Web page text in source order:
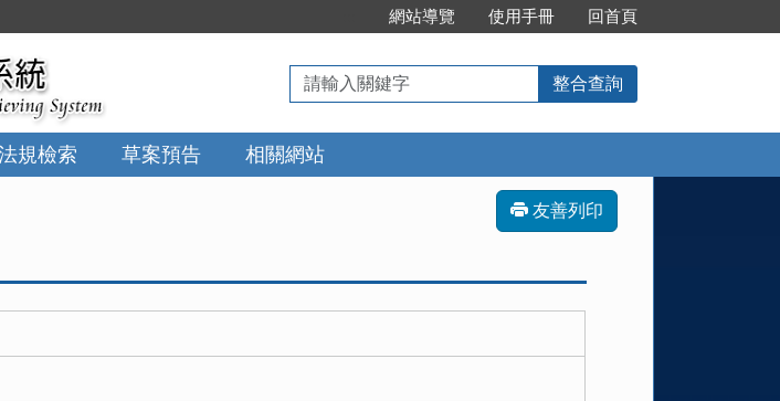
網站導覽 使用手冊 回首頁
請
輸
入
關
鍵
整合查詢
規檢索 草案預告 相關網站
友善列印